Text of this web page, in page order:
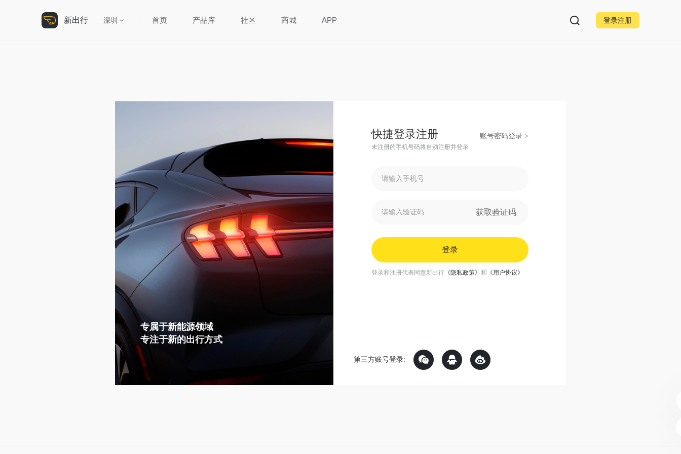
新出行 深圳 首页 产品库 社区 商城 APP 登录注册
专属于新能源领域
专注于新的出行方式
快捷登录注册 账号密码登录 >
未注册的手机号码将自动注册并登录
获取验证码
登录
第三方账号登录:
登录和注册代表同意新出行《隐私政策》 和 《用户协议》